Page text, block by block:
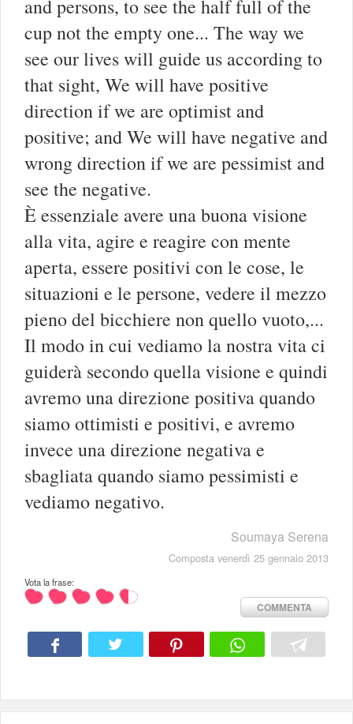
and persons, to see the half full of the
cup not the empty one... The way we
see our lives will guide us according to
that sight, We will have positive
direction if we are optimist and
positive; and We will have negative and
wrong direction if we are pessimist and
see the negative.
È essenziale avere una buona visione
alla vita, agire e reagire con mente
aperta, essere positivi con le cose, le
situazioni e le persone, vedere il mezzo
pieno del bicchiere non quello vuoto,...
Il modo in cui vediamo la nostra vita ci
guiderà secondo quella visione e quindi
avremo una direzione positiva quando
siamo ottimisti e positivi, e avremo
invece una direzione negativa e
sbagliata quando siamo pessimisti e
vediamo negativo.
Soumaya Serena
Composta venerdì 25 gennaio 2013
Vota la frase:
COMMENTA